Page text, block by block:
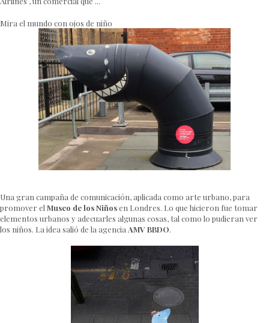
Mira el mundo con ojos de niño
Una gran campaña de comunicación, aplicada como arte urbano, para
promover el Museo de los Niñosen Londres. Lo que hicieron fue tomar
elementos urbanos y adecuarles algunas cosas, tal como lo pudieran ver
los niños. La idea salió de la agencia AMV BBDO.